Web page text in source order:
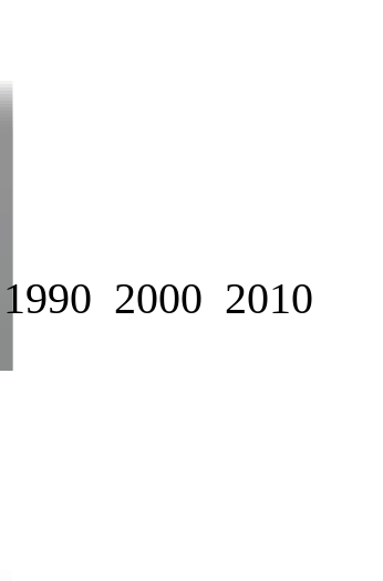
1990 2000 2010